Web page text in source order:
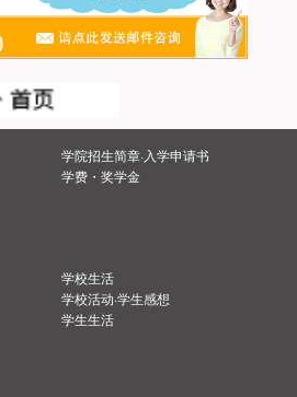
学院招生简章·入学申请书
学费・奖学金
学校生活
学校活动·学生感想
学生生活